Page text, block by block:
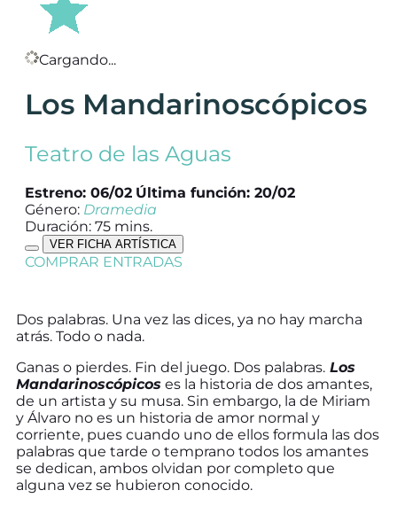
Cargando...
Los Mandarinoscópicos
Teatro de las Aguas
Estreno: 06/02 Última función: 20/02
Género: Dramedia
Duración: 75 mins.
VER FICHA ARTÍSTICA
COMPRAR ENTRADAS
Dos palabras. Una vez las dices, ya no hay marcha
atrás. Todo o nada.
Ganas o pierdes. Fin del juego. Dos palabras. Los
Mandarinoscópicos es la historia de dos amantes,
de un artista y su musa. Sin embargo, la de Miriam
y Álvaro no es un historia de amor normal y
corriente, pues cuando uno de ellos formula las dos
palabras que tarde o temprano todos los amantes
se dedican, ambos olvidan por completo que
alguna vez se hubieron conocido.